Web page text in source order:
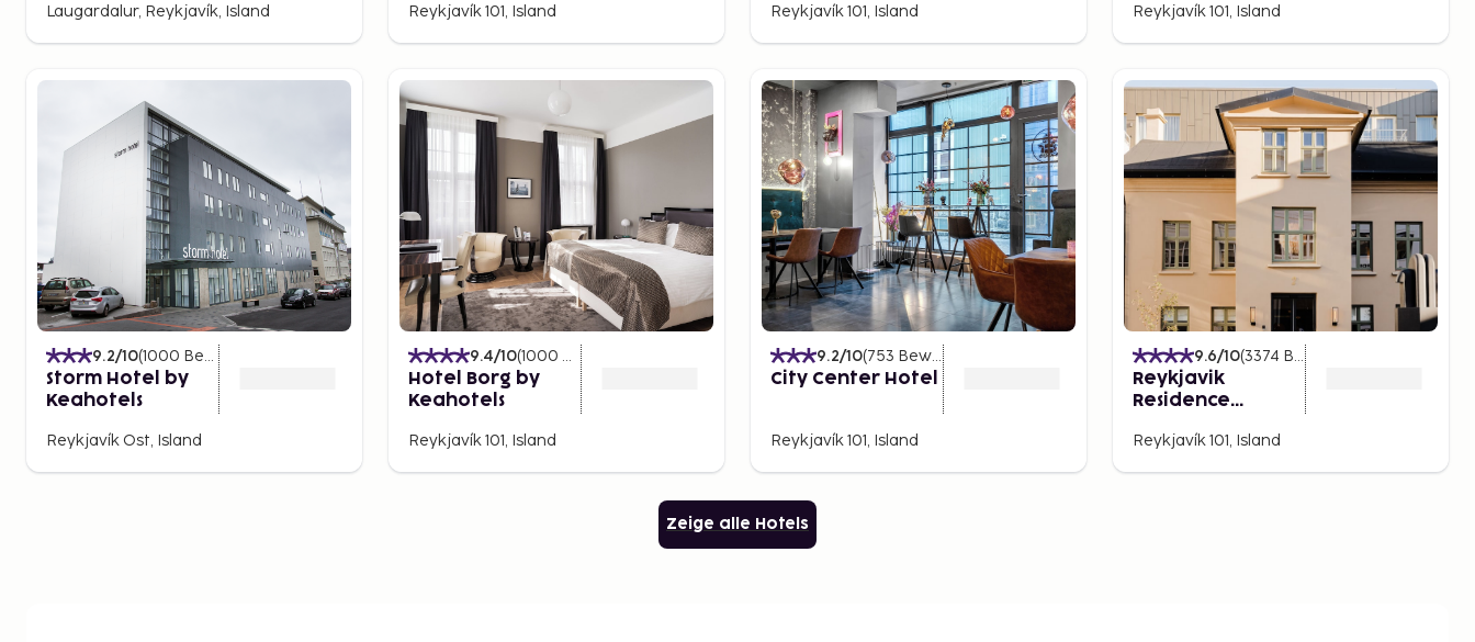
Blaue Lagune. Hier können Sie in ca. 40 Grad warmen Quellen entspannen.
Laugardalur, Reykjavík, Island Reykjavík 101, Island Reykjavík 101, Island Reykjavík 101, Island
9.2/10(1000 Bewertungen
Storm Hotel by
Keahotels
Reykjavík Ost, Island
9.4/10(1000 Bewertungen
Hotel Borg by
Keahotels
Reykjavík 101, Island
9.2/10(753 Bewertungen
City Center Hotel
Reykjavík 101, Island
9.6/10(3374 Bewertungen
Reykjavik
Residence
Reykjavík 101, Island
Zeige alle Hotels